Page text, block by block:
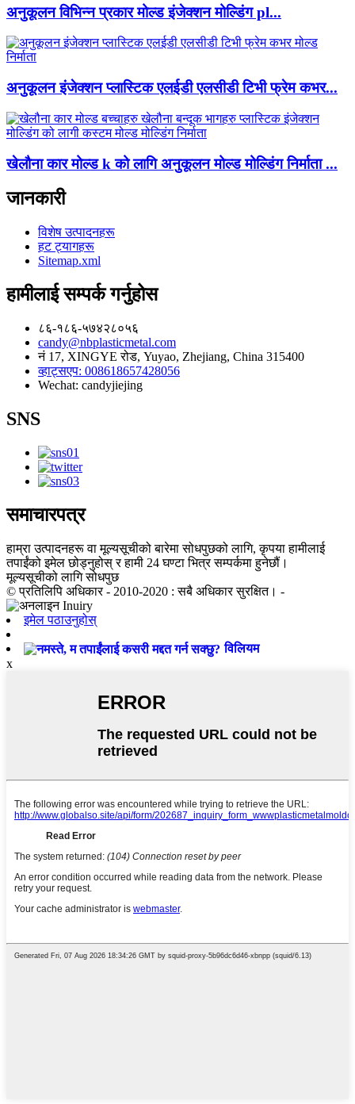
अनुकूलन विभिन्न प्रकार मोल्ड इंजेक्शन मोल्डिंग pl...
अनुकूलन इंजेक्शन प्लास्टिक एलईडी एलसीडी टिभी फ्रेम कभर...
खेलौना कार मोल्ड k को लागि अनुकूलन मोल्ड मोल्डिंग निर्माता ...
जानकारी
विशेष उत्पादनहरू
हट ट्यागहरू
Sitemap.xml
हामीलाई सम्पर्क गर्नुहोस
८६-१८६-५७४२८०५६
candy@nbplasticmetal.com
नं 17, XINGYE रोड, Yuyao, Zhejiang, China 315400
व्हाट्सएप: 008618657428056
Wechat: candyjiejing
SNS
समाचारपत्र
हाम्रा उत्पादनहरू वा मूल्यसूचीको बारेमा सोधपुछको लागि, कृपया हामीलाई
तपाईंको इमेल छोड्नुहोस् र हामी 24 घण्टा भित्र सम्पर्कमा हुनेछौं।
मूल्यसूचीको लागि सोधपुछ
© प्रतिलिपि अधिकार - 2010-2020 : सबै अधिकार सुरक्षित। -
इमेल पठाउनुहोस्
विलियम
x